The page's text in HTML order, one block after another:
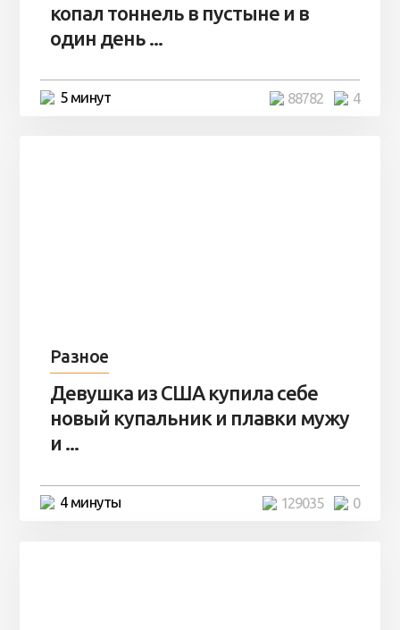
копал тоннель в пустыне и в
один день ...
5 минут 4
88782
Разное
Девушка из США купила себе
новый купальник и плавки мужу
и ...
4 минуты 0
129035